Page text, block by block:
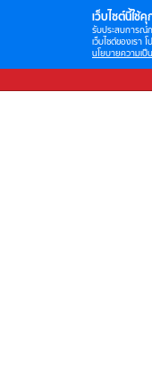
เว็บไซต์นี้ใช้คุ
รับประสบการณ์
เว็บไซต์ของเรา
นโยบายความเป็